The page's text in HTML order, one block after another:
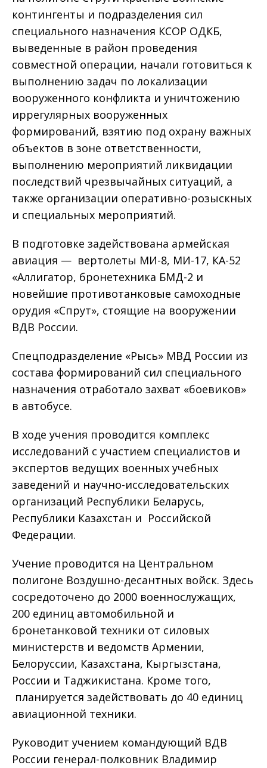
контингенты и подразделения сил
специального назначения КСОР ОДКБ,
выведенные в район проведения
совместной операции, начали готовиться к
выполнению задач по локализации
вооруженного конфликта и уничтожению
иррегулярных вооруженных
формирований, взятию под охрану важных
объектов в зоне ответственности,
выполнению мероприятий ликвидации
последствий чрезвычайных ситуаций, а
также организации оперативно-розыскных
и специальных мероприятий.
В подготовке задействована армейская
авиация — вертолеты МИ-8, МИ-17, КА-52
«Аллигатор, бронетехника БМД-2 и
новейшие противотанковые самоходные
орудия «Спрут», стоящие на вооружении
ВДВ России.
Спецподразделение «Рысь» МВД России из
состава формирований сил специального
назначения отработало захват «боевиков»
в автобусе.
В ходе учения проводится комплекс
исследований с участием специалистов и
экспертов ведущих военных учебных
заведений и научно-исследовательских
организаций Республики Беларусь,
Республики Казахстан и Российской
Федерации.
Учение проводится на Центральном
полигоне Воздушно-десантных войск. Здесь
сосредоточено до 2000 военнослужащих,
200 единиц автомобильной и
бронетанковой техники от силовых
министерств и ведомств Армении,
Белоруссии, Казахстана, Кыргызстана,
России и Таджикистана. Кроме того,
планируется задействовать до 40 единиц
авиационной техники.
Руководит учением командующий ВДВ
России генерал-полковник Владимир